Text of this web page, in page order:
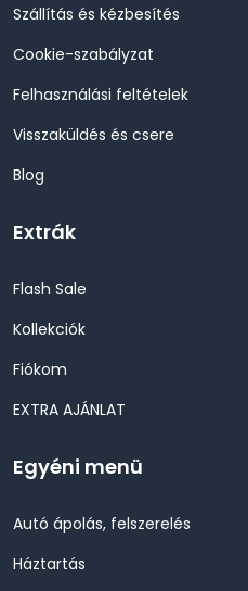
Szállítás és kézbesítés
Cookie-szabályzat
Felhasználási feltételek
Visszaküldés és csere
Blog
Extrák
Flash Sale
Kollekciók
Fiókom
EXTRA AJÁNLAT
Egyéni menü
Autó ápolás, felszerelés
Háztartás